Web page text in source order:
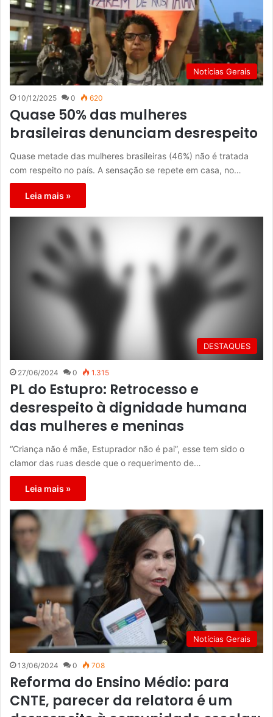
Notícias Gerais
10/12/2025 0 620
Quase 50% das mulheres
brasileiras denunciam desrespeito
Quase metade das mulheres brasileiras (46%) não é tratada
com respeito no país. A sensação se repete em casa, no…
Leia mais »
DESTAQUES
27/06/2024 0 1.315
PL do Estupro: Retrocesso e
desrespeito à dignidade humana
das mulheres e meninas
“Criança não é mãe, Estuprador não é pai”, esse tem sido o
clamor das ruas desde que o requerimento de…
Leia mais »
Notícias Gerais
13/06/2024 0 708
Reforma do Ensino Médio: para
CNTE, parecer da relatora é um